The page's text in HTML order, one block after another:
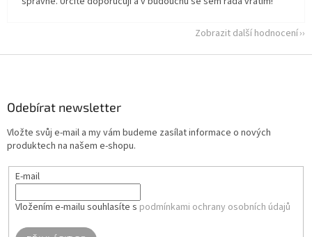
Zobrazit další hodnocení
Odebírat newsletter
Vložte svůj e-mail a my vám budeme zasílat informace o nových
produktech na našem e-shopu.
E-mail
Vložením e-mailu souhlasíte s podmínkami ochrany osobních údajů